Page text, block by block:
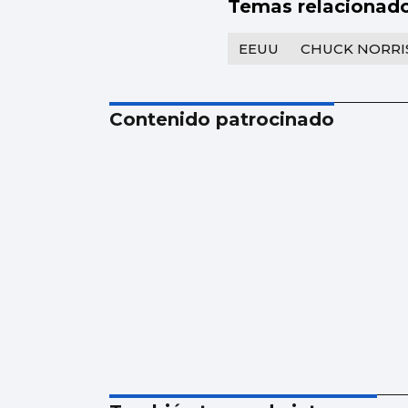
Temas
EEUU CHUCK
Contenido patrocinado